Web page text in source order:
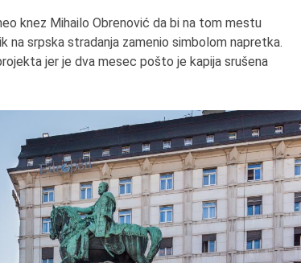
knez Mihailo Obrenović da bi na tom mestu
srpska stradanja zamenio simbolom napretka.
jer je dva mesec pošto je kapija srušena